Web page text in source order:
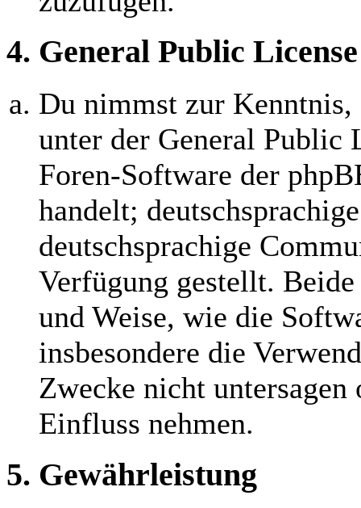
4. General Public License
Du nimmst zur Kenntnis,
unter der General Public
Foren-Software der
handelt;
deutschsprachige
Verfügung gestellt.
und Weise, wie die
insbesondere die
Zwecke nicht
Einfluss nehmen.
5. Gewährleistung